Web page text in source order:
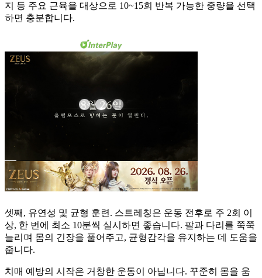
지 등 주요 근육을 대상으로 10~15회 반복 가능한 중량을 선택
하면 충분합니다.
셋째, 유연성 및 균형 훈련. 스트레칭은 운동 전후로 주 2회 이
상, 한 번에 최소 10분씩 실시하면 좋습니다. 팔과 다리를 쭉쭉
늘리며 몸의 긴장을 풀어주고, 균형감각을 유지하는 데 도움을
줍니다.
치매 예방의 시작은 거창한 운동이 아닙니다. 꾸준히 몸을 움